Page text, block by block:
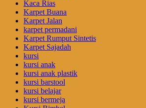
Kaca Rias
Karpet Buana
Karpet Jalan
karpet permadani
Karpet Rumput Sintetis
Karpet Sajadah
kursi
kursi anak
kursi anak plastik
kursi barstool
kursi belajar
kursi bermeja